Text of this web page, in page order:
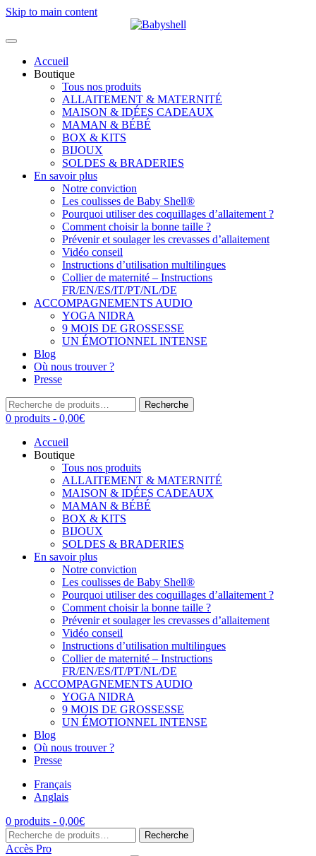
Skip to main content
Accueil
Boutique
Tous nos produits
ALLAITEMENT & MATERNITÉ
MAISON & IDÉES CADEAUX
MAMAN & BÉBÉ
BOX & KITS
BIJOUX
SOLDES & BRADERIES
En savoir plus
Notre conviction
Les coulisses de Baby Shell®
Pourquoi utiliser des coquillages d’allaitement ?
Comment choisir la bonne taille ?
Prévenir et soulager les crevasses d’allaitement
Vidéo conseil
Instructions d’utilisation multilingues
Collier de maternité – Instructions
FR/EN/ES/IT/PT/NL/DE
ACCOMPAGNEMENTS AUDIO
YOGA NIDRA
9 MOIS DE GROSSESSE
UN ÉMOTIONNEL INTENSE
Blog
Où nous trouver ?
Presse
Recherche
pour :
Recherche
0 produits - 0,00€
Accueil
Boutique
Tous nos produits
ALLAITEMENT & MATERNITÉ
MAISON & IDÉES CADEAUX
MAMAN & BÉBÉ
BOX & KITS
BIJOUX
SOLDES & BRADERIES
En savoir plus
Notre conviction
Les coulisses de Baby Shell®
Pourquoi utiliser des coquillages d’allaitement ?
Comment choisir la bonne taille ?
Prévenir et soulager les crevasses d’allaitement
Vidéo conseil
Instructions d’utilisation multilingues
Collier de maternité – Instructions
FR/EN/ES/IT/PT/NL/DE
ACCOMPAGNEMENTS AUDIO
YOGA NIDRA
9 MOIS DE GROSSESSE
UN ÉMOTIONNEL INTENSE
Blog
Où nous trouver ?
Presse
Français
Anglais
0 produits - 0,00€
Recherche
pour :
Recherche
Accès Pro